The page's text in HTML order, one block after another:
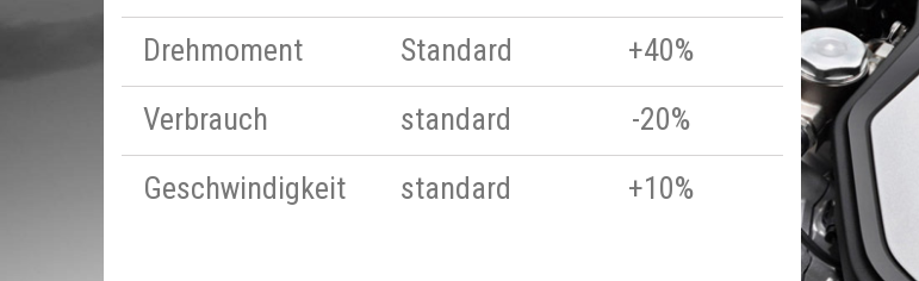
Drehmoment
Standard
+40%
Verbrauch
standard
-20%
Geschwindigkeit
standard +10%